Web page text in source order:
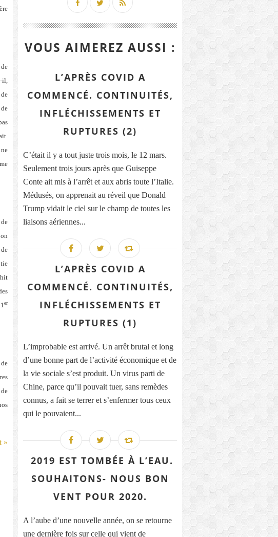
il,
er
»
VOUS AIMEREZ AUSSI :
L’APRÈS COVID A
COMMENCÉ. CONTINUITÉS,
INFLÉCHISSEMENTS ET
RUPTURES (2)
C’était il y a tout juste trois mois, le 12 mars.
Seulement trois jours après que Guiseppe
Conte ait mis à l’arrêt et aux abris toute l’Italie.
Médusés, on apprenait au réveil que Donald
Trump vidait le ciel sur le champ de toutes les
liaisons aériennes...
L’APRÈS COVID A
COMMENCÉ. CONTINUITÉS,
INFLÉCHISSEMENTS ET
RUPTURES (1)
L’improbable est arrivé. Un arrêt brutal et long
d’une bonne part de l’activité économique et de
la vie sociale s’est produit. Un virus parti de
Chine, parce qu’il pouvait tuer, sans remèdes
connus, a fait se terrer et s’enfermer tous ceux
qui le pouvaient...
2019 EST TOMBÉE À L’EAU.
SOUHAITONS- NOUS BON
VENT POUR 2020.
A l’aube d’une nouvelle année, on se retourne
une dernière fois sur celle qui vient de